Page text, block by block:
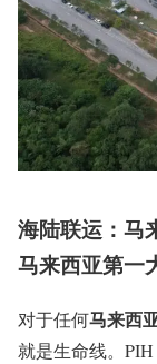
海陆联运：马
马来西亚第一
对于任何马来西
就是生命线。